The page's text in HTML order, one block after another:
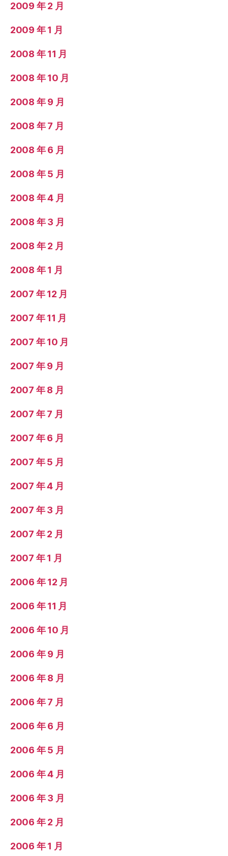
2009 年 2 月
2009 年 1 月
2008 年 11 月
2008 年 10 月
2008 年 9 月
2008 年 7 月
2008 年 6 月
2008 年 5 月
2008 年 4 月
2008 年 3 月
2008 年 2 月
2008 年 1 月
2007 年 12 月
2007 年 11 月
2007 年 10 月
2007 年 9 月
2007 年 8 月
2007 年 7 月
2007 年 6 月
2007 年 5 月
2007 年 4 月
2007 年 3 月
2007 年 2 月
2007 年 1 月
2006 年 12 月
2006 年 11 月
2006 年 10 月
2006 年 9 月
2006 年 8 月
2006 年 7 月
2006 年 6 月
2006 年 5 月
2006 年 4 月
2006 年 3 月
2006 年 2 月
2006 年 1 月